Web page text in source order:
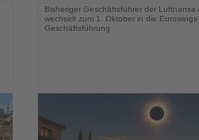
Bisheriger Geschäftsführer der Lufthansa
wechselt zum 1. Oktober in die Eurowings-
Geschäftsführung